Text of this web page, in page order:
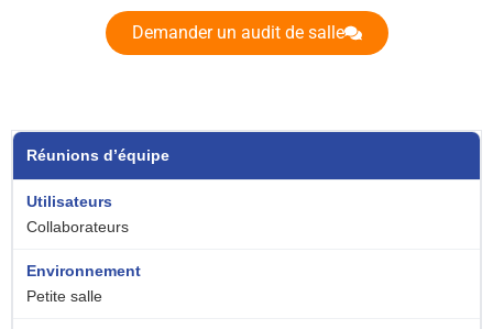
Demander un audit de salle
Réunions d’équipe
Collaborateurs
Petite salle